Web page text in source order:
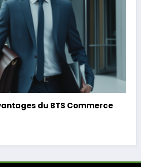
votre espace vert avec une
sur-mesure